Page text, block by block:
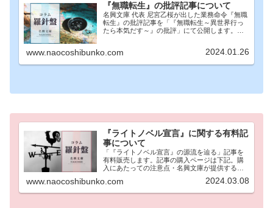
『無職転生』の批評記事について
名興文庫 代表 尼宮乙桜が出した業務命令『無職
転生』の批評記事を「『無職転生～異世界行っ
たら本気だす～』の批評」にて公開します。業
の純然たる批評、なろう系の…
www.naocoshibunko.com 2024.01.26
『ライトノベル宣言』に関する有料記
事について
「『ライトノベル宣言』の源流を辿る」記事を
有料販売します。記事の購入ページは下記。購
入にあたっての注意点・名興文庫が提供する
「『ライトノベル宣言』の源流を辿る」は有料
コンテンツとなります。無断複写・複製・転載
を禁じます。・本記事の値段に対し…
www.naocoshibunko.com 2024.03.08